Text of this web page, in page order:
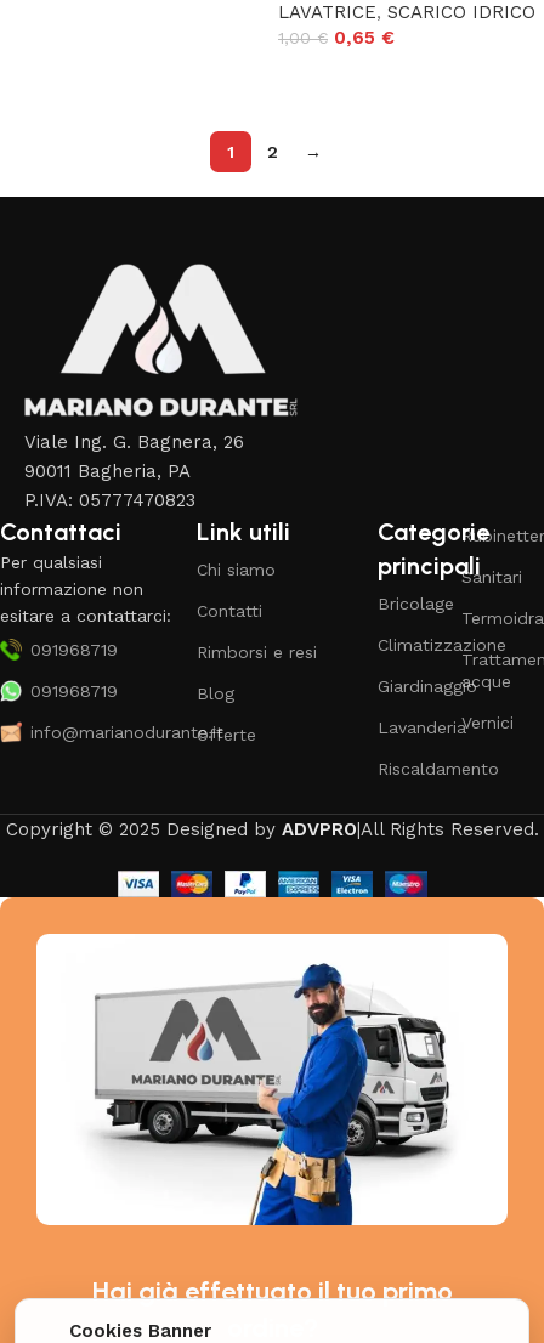
Cookies Banner
LAVATRICE, SCARICO IDRICO
1,00€ 0,65 €
1 2 →
Viale Ing. G. Bagnera, 26
90011 Bagheria, PA
P.IVA: 05777470823
Contattaci
Per qualsiasi
informazione non
esitare a contattarci:
091968719
091968719
info@marianodurante.it
Link utili
Chi siamo
Contatti
Rimborsi e resi
Blog
Offerte
Categorie
principali
Bricolage
Climatizzazione
Giardinaggio
Lavanderia
Riscaldamento
Sanitari
acque
Vernici
Copyright © 2025 Designed by ADVPRO|All Rights Reserved.
Hai già effettuato il tuo primo